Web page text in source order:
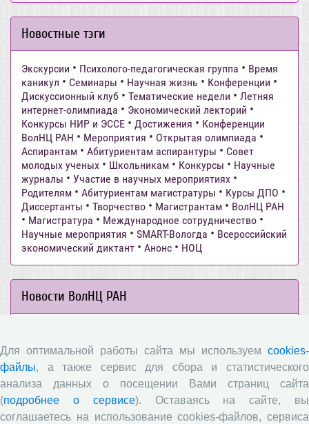
Новостные тэги
Экскурсии • Психолого-педагогическая группа • Время
каникул • Семинары • Научная жизнь • Конференции •
Дискуссионный клуб • Тематические недели • Летняя
интернет-олимпиада • Экономический лекторий •
Конкурсы НИР и ЭССЕ • Достижения • Конференции
ВолНЦ РАН • Мероприятия • Открытая олимпиада •
Аспирантам • Абитуриентам аспирантуры • Совет
молодых ученых • Школьникам • Конкурсы • Научные
журналы • Участие в научных мероприятиях •
Родителям • Абитуриентам магистратуры • Курсы ДПО •
Диссертанты • Творчество • Магистрантам • ВолНЦ РАН
• Магистратура • Международное сотрудничество •
Научные мероприятия • SMART-Вологда • Всероссийский
экономический диктант • Анонс • НОЦ
Новости ВолНЦ РАН
практической интернет-конференции «Глобальные
вызовы и региональное развитие в зеркале
социологических измерений»
Вышел новый выпуск информационно-
аналитического бюллетеня «Эффективность
государственного управления в оценках населения»,
Для оптимальной работы сайта мы используем cookies-
файлы, а также сервис для сбора и статистического
анализа данных о посещении Вами страниц сайта
(подробнее о сервисе). Оставаясь на сайте, вы
соглашаетесь на использование cookies-файлов, сервиса